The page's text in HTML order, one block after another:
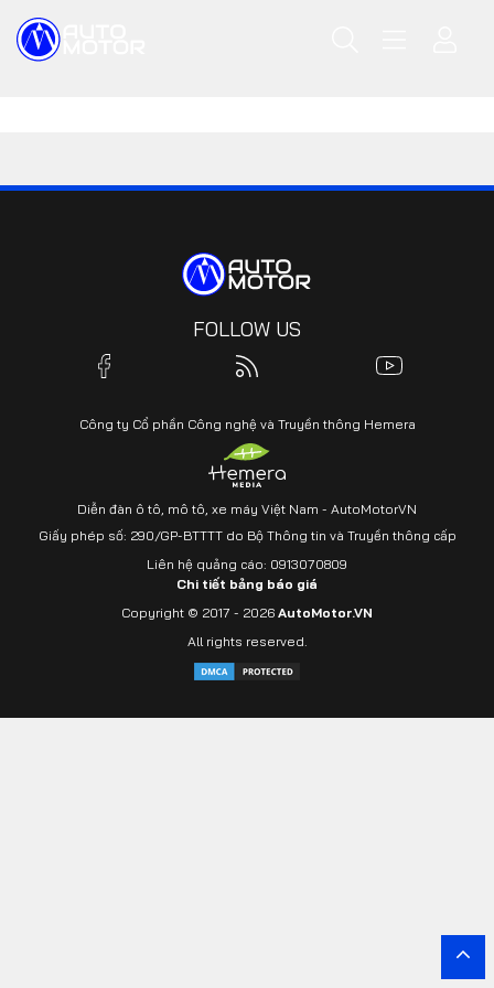
FOLLOW US
Công ty Cổ phần Công nghệ và Truyền thông Hemera
Diễn đàn ô tô, mô tô, xe máy Việt Nam - AutoMotorVN
Giấy phép số: 290/GP-BTTTT do Bộ Thông tin và Truyền thông cấp
Liên hệ quảng cáo: 0913070809
Chi tiết bảng báo giá
Copyright © 2017 - 2026 AutoMotor.VN
All rights reserved.